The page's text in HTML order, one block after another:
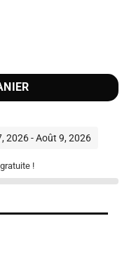
2026 - Août 9, 2026
!